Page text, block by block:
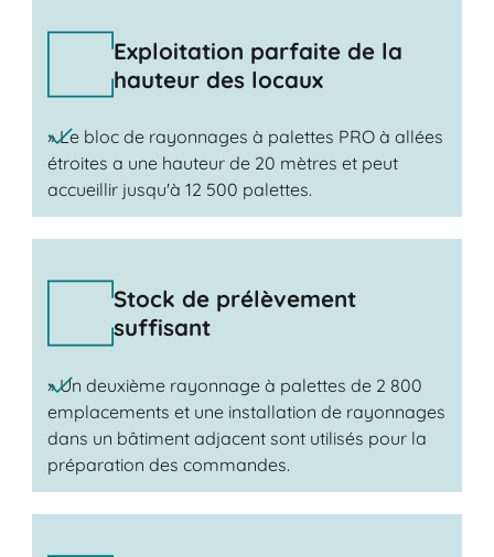
Exploitation parfaite de la
hauteur des locaux
» Le bloc de rayonnages à palettes PRO à allées
étroites a une hauteur de 20 mètres et peut
accueillir jusqu'à 12 500 palettes.
Stock de prélèvement
suffisant
» Un deuxième rayonnage à palettes de 2 800
emplacements et une installation de rayonnages
dans un bâtiment adjacent sont utilisés pour la
préparation des commandes.